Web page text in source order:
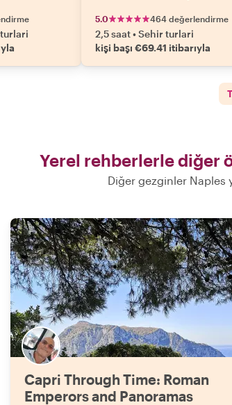
5.0 464 değerlendirme
2,5 saat•Sehir turlari
kişi başı €69.41 itibarıyla
Yerel rehberlerle diğer
Diğer gezginler Naples
Capri Through Time: Roman
Emperors and Panoramas